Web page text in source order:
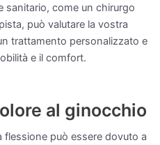
sanitario, come un chirurgo
può valutare la vostra
trattamento personalizzato e
e il comfort.
al ginocchio
flessione può essere dovuto a